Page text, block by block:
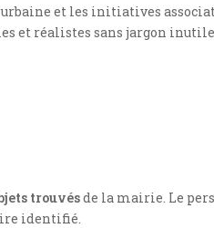
et les initiatives
et réalistes sans jargon inutile.
trouvésde la mairie. Le
identifié.